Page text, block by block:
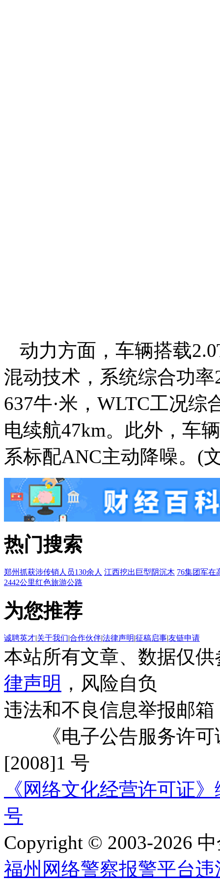
动力方面，车辆搭载
混动技术，系统综合功
637牛·米，WLTC工况综
电续航47km。此外，车
系标配ANC主动降噪。(
热门搜索
郑州抓获涉传销人员130余人 江西挖出巨型阴沉木 76集团军在
2442公里红色旅游公路
为您推荐
诚聘英才|关于我们|合作伙伴|法律声明|征稿启事|友链申请
本站所有文章、数据仅
律声明 ，风险自负
违法和不良信息举报邮箱
《电子公告服务许可
[2008]1 号
《网络文化经营许可证
号
Copyright © 2003-2026
福州网络警察报警平台违